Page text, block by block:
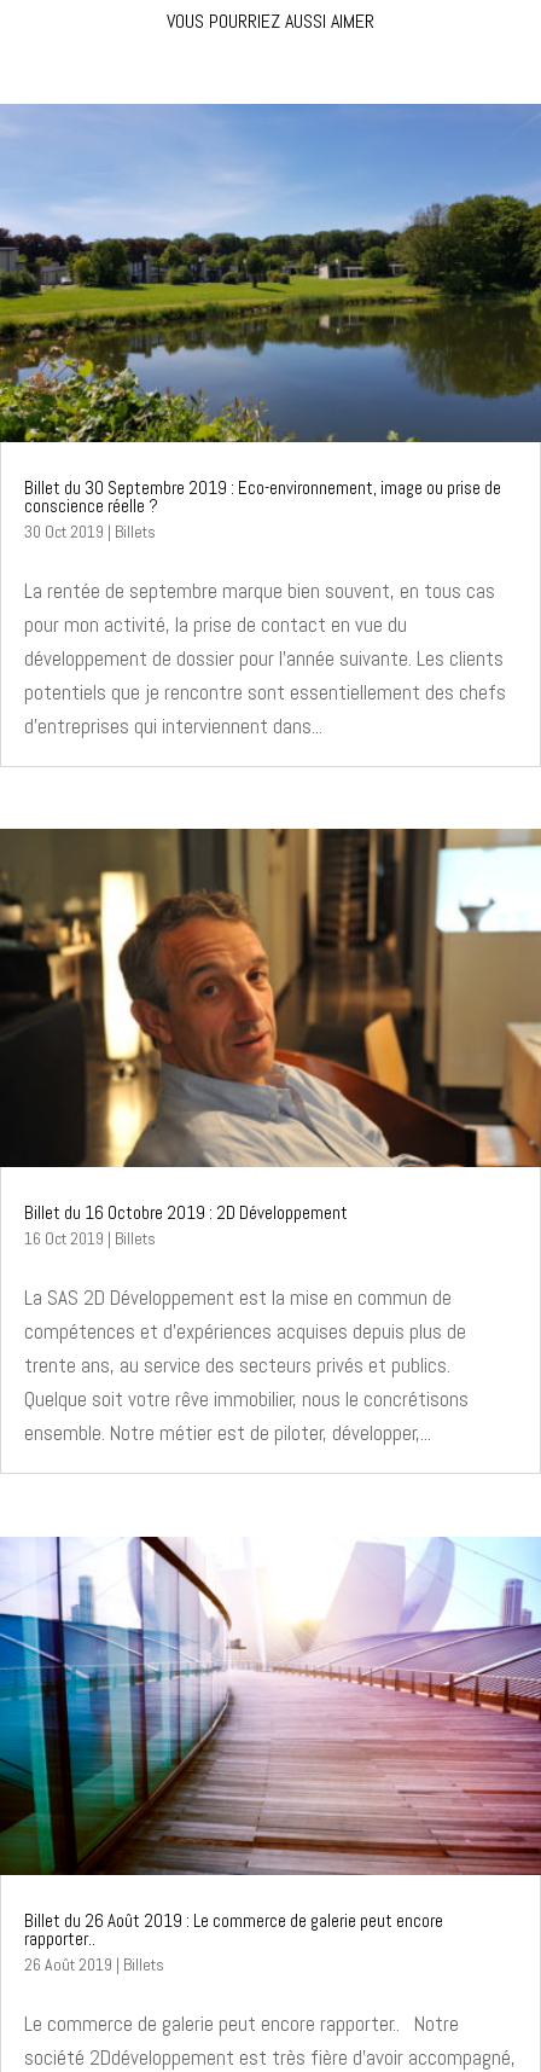
VOUS POURRIEZ AUSSI AIMER
Billet du 30 Septembre 2019 : Eco-environnement, image ou prise de
conscience réelle ?
30 Oct 2019 | Billets
La rentée de septembre marque bien souvent, en tous cas
pour mon activité, la prise de contact en vue du
développement de dossier pour l'année suivante. Les clients
potentiels que je rencontre sont essentiellement des chefs
d'entreprises qui interviennent dans...
Billet du 16 Octobre 2019 : 2D Développement
16 Oct 2019 | Billets
La SAS 2D Développement est la mise en commun de
compétences et d’expériences acquises depuis plus de
trente ans, au service des secteurs privés et publics.
Quelque soit votre rêve immobilier, nous le concrétisons
ensemble. Notre métier est de piloter, développer,...
Billet du 26 Août 2019 : Le commerce de galerie peut encore
rapporter..
26 Août 2019 | Billets
Le commerce de galerie peut encore rapporter.. Notre
société 2Ddéveloppement est très fière d'avoir accompagné,